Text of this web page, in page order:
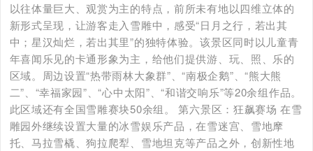
以往体量巨大、观赏为主的特点，前所未有地以四维立体的
新形式呈现，让游客走入雪雕中，感受“日月之行，若出其
中；星汉灿烂，若出其里”的独特体验。该景区同时以儿童青
年喜闻乐见的卡通形象为主，给他们提供游、玩、照、乐的
区域。周边设置“热带雨林大象群”、“南极企鹅”、“熊大熊
二”、“幸福家园”、“心中太阳”、“和谐交响乐”等20余组作品。
此区域还有全国雪雕赛块50余组。 第六景区：狂飙赛场 在雪
雕园外继续设置大量的冰雪娱乐产品，在雪迷宫、雪地摩
托、马拉雪橇、狗拉爬犁、雪地坦克等产品之外，创新性地